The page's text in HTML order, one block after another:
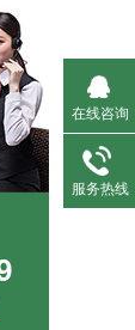
在线咨询
服务热线